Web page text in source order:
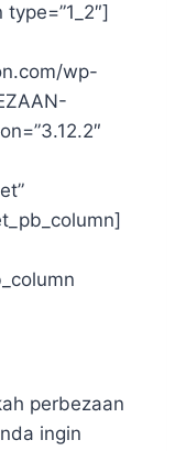
wp-
perbezaan
ingin